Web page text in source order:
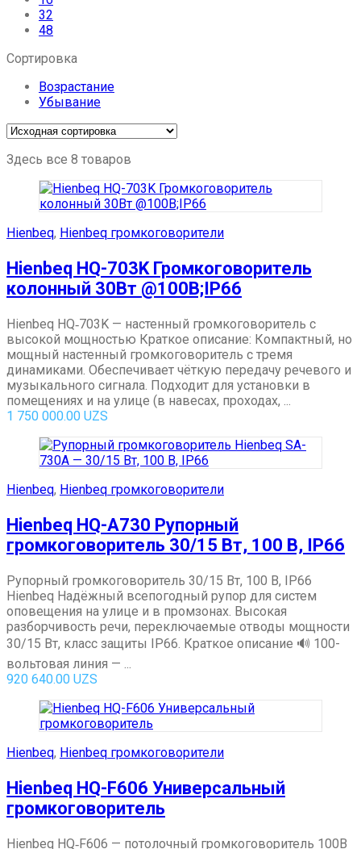
32
48
Сортировка
Возрастание
Убывание
Здесь все 8 товаров
Hienbeq, Hienbeq громкоговорители
Hienbeq HQ-703K Громкоговоритель
колонный 30Вт @100В;IP66
Hienbeq HQ‑703K — настенный громкоговоритель с
высокой мощностью Краткое описание: Компактный, но
мощный настенный громкоговоритель с тремя
динамиками. Обеспечивает чёткую передачу речевого и
музыкального сигнала. Подходит для установки в
помещениях и на улице (в навесах, проходах, ...
1 750 000.00 UZS
Hienbeq, Hienbeq громкоговорители
Hienbeq HQ-A730 Рупорный
громкоговоритель 30/15 Вт, 100 В, IP66
Рупорный громкоговоритель 30/15 Вт, 100 В, IP66
Hienbeq Надёжный всепогодный рупор для систем
оповещения на улице и в промзонах. Высокая
разборчивость речи, переключаемые отводы мощности
30/15 Вт, класс защиты IP66. Краткое описание 🔊 100-
вольтовая линия — ...
920 640.00 UZS
Hienbeq, Hienbeq громкоговорители
Hienbeq HQ-F606 Универсальный
громкоговоритель
Hienbeq HQ‑F606 — потолочный громкоговоритель 100В